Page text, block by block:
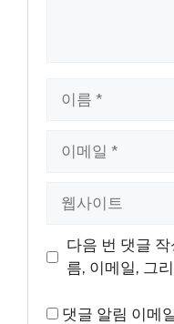
트
다음 번 댓글
름, 이메일, 그
댓글 알림 이메